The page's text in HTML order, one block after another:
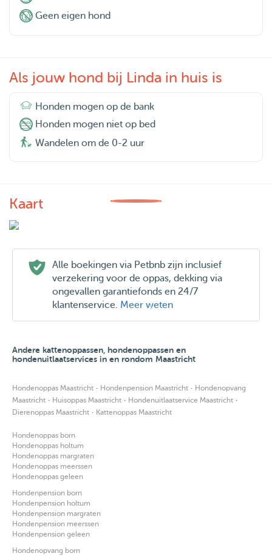
's Avonds kijken we soms tv of een film. De hond of kat
Pluspunten:
🌟 Geweldige recensies en referenties.
❤️ Fulltime zorg, respectvol, rustig, vriendelijk, warm.
📅 Verantwoordelijk, betrouwbaar, georganiseerd, lokale
🚗🏍️ Rijbewijs
We hebben altijd een videogesprek met nieuwe baasjes
om elkaar voor het eerst te leren kennen. We kunnen
indien gewenst dagelijks contact met je hebben voor
updates, vragen of andere behoeften.
Geen eigen hond
Als jouw hond bij Linda in huis is
Honden mogen op de bank
Honden mogen niet op bed
Wandelen om de 0-2 uur
Kaart
Alle boekingen via Petbnb zijn inclusief
verzekering voor de oppas, dekking via
ongevallen garantiefonds en 24/7
klantenservice. Meer weten
Andere kattenoppassen, hondenoppassen en
hondenuitlaatservices in en rondom Maastricht
Hondenoppas Maastricht · Hondenpension Maastricht · Hondenopvang
Maastricht · Huisoppas Maastricht · Hondenuitlaatservice Maastricht ·
Dierenoppas Maastricht · Kattenoppas Maastricht
Hondenoppas born
Hondenoppas holtum
Hondenoppas margraten
Hondenoppas meerssen
Hondenoppas geleen
Hondenpension born
Hondenpension holtum
Hondenpension margraten
Hondenpension meerssen
Hondenpension geleen
Hondenopvang born